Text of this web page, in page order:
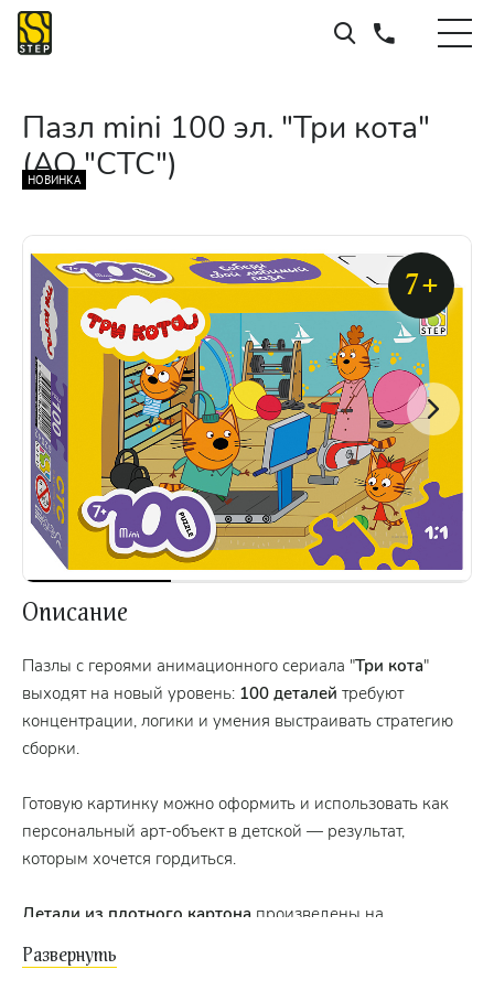
Пазл mini 100 эл. "Три кота"
(АО "СТС")
НОВИНКА
7+
Описание
Пазлы с героями анимационного сериала "Три кота"
выходят на новый уровень: 100 деталей требуют
концентрации, логики и умения выстраивать стратегию
сборки.
Готовую картинку можно оформить и использовать как
персональный арт-объект в детской — результат,
которым хочется гордиться.
Детали из плотного картона произведены на
собственном заводе в Подольске.